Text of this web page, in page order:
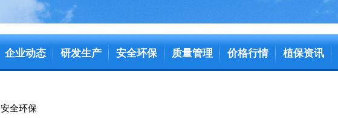
企业动态 研发生产 安全环保 质量管理 价格行情 植保资讯
安全环保